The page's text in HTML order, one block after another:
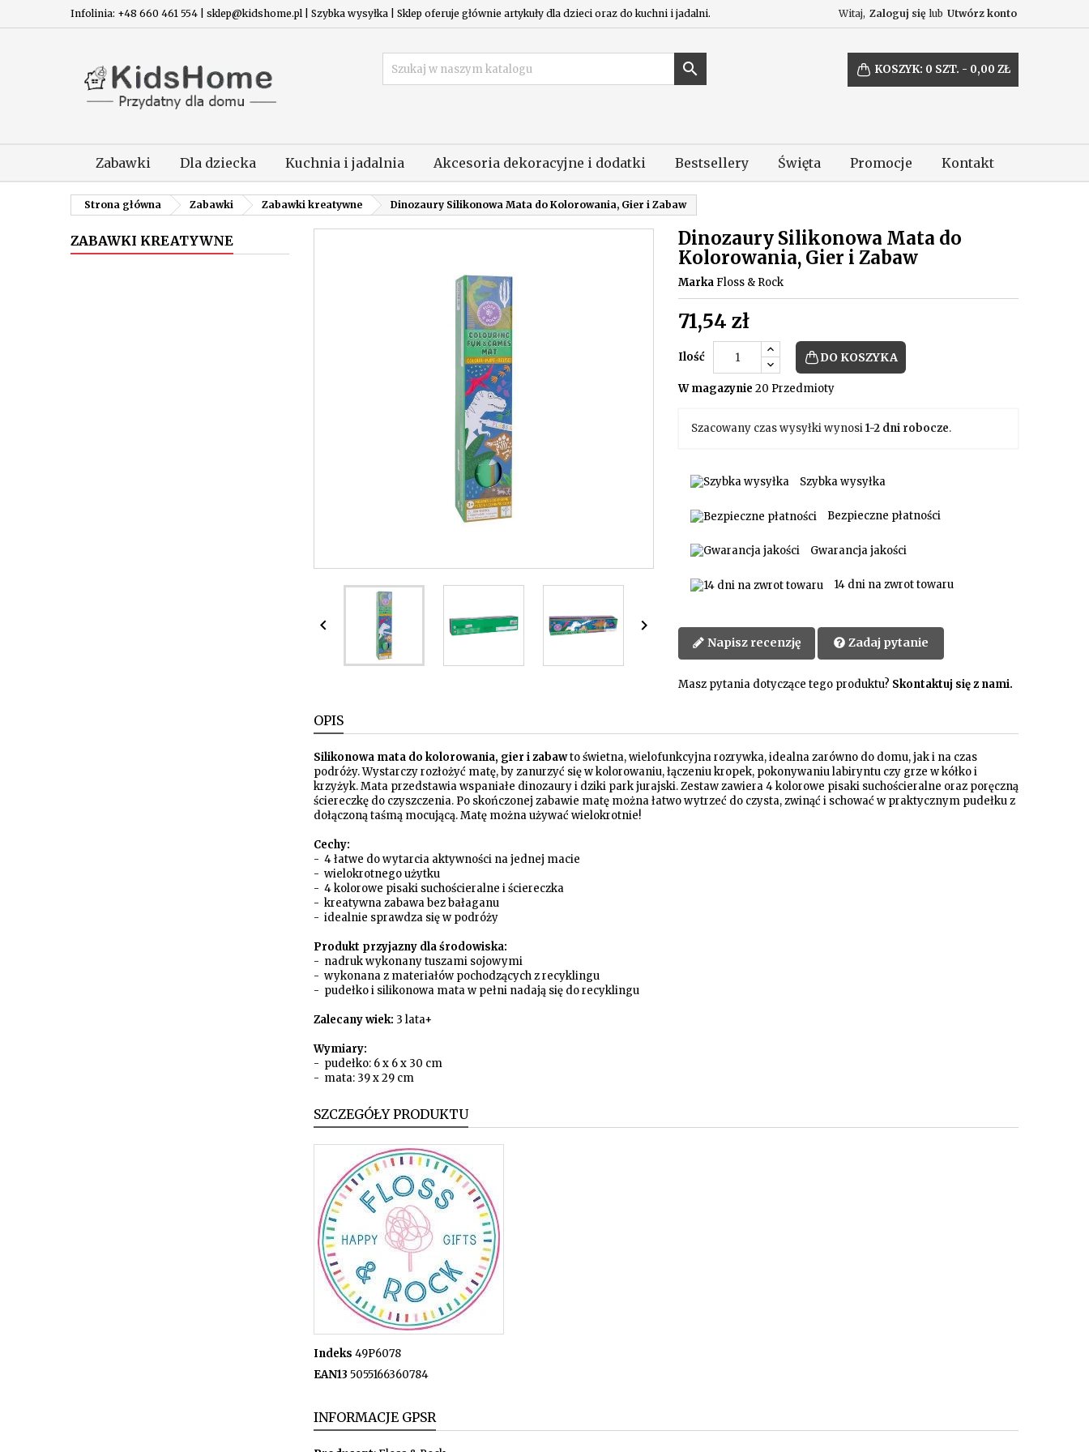
Infolinia: +48 660 461 554 | sklep@kidshome.pl | Szybka wysyłka | Sklep oferuje głównie artykuły dla dzieci oraz do kuchni i jadalni. Witaj, Zaloguj się lub Utwórz konto
KOSZYK: 0 SZT. - 0,00 ZŁ

Zabawki Dla dziecka Kuchnia i jadalnia Akcesoria dekoracyjne i dodatki Bestsellery Święta Promocje Kontakt
Strona główna Zabawki Zabawki kreatywne Dinozaury Silikonowa Mata do Kolorowania, Gier i Zabaw
ZABAWKI KREATYWNE
 
Dinozaury Silikonowa Mata do
Kolorowania, Gier i Zabaw
Marka Floss & Rock
71,54 zł
Ilość DO KOSZYKA
W magazynie 20 Przedmioty
Szacowany czas wysyłki wynosi1-2 dni robocze.
Szybka wysyłka
Bezpieczne płatności
Gwarancja jakości
14 dni na zwrot towaru
Napisz recenzję Zadaj pytanie
Masz pytania dotyczące tego produktu? Skontaktuj się z nami.
OPIS
Silikonowa mata do kolorowania, gier i zabawto świetna, wielofunkcyjna rozrywka, idealna zarówno do domu, jak i na czas
podróży. Wystarczy rozłożyć matę, by zanurzyć się w kolorowaniu, łączeniu kropek, pokonywaniu labiryntu czy grze w kółko i
krzyżyk. Mata przedstawia wspaniałe dinozaury i dziki park jurajski. Zestaw zawiera 4 kolorowe pisaki suchościeralne oraz poręczną
ściereczkę do czyszczenia. Po skończonej zabawie matę można łatwo wytrzeć do czysta, zwinąć i schować w praktycznym pudełku z
dołączoną taśmą mocującą. Matę można używać wielokrotnie!
Cechy:
- 4 łatwe do wytarcia aktywności na jednej macie
- wielokrotnego użytku
- 4 kolorowe pisaki suchościeralne i ściereczka
- kreatywna zabawa bez bałaganu
- idealnie sprawdza się w podróży
Produkt przyjazny dla środowiska:
- nadruk wykonany tuszami sojowymi
- wykonana z materiałów pochodzących z recyklingu
- pudełko i silikonowa mata w pełni nadają się do recyklingu
Zalecany wiek: 3 lata+
Wymiary:
- pudełko: 6 x 6 x 30 cm
- mata: 39 x 29 cm
SZCZEGÓŁY PRODUKTU
Indeks 49P6078
EAN13 5055166360784
INFORMACJE GPSR